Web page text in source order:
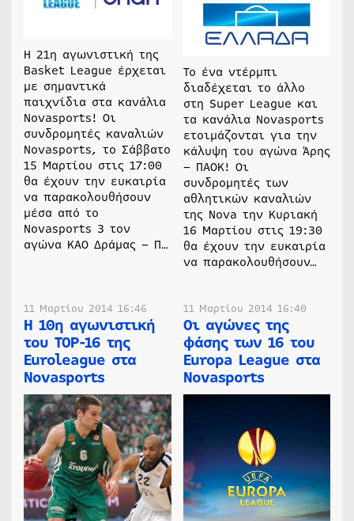
Η 21η αγωνιστική της
Basket League έρχεται
με σημαντικά
παιχνίδια στα κανάλια
Novasports! Οι
συνδρομητές καναλιών
Novasports, το Σάββατο
15 Μαρτίου στις 17:00
θα έχουν την ευκαιρία
να παρακολουθήσουν
μέσα από το
Novasports 3 τον
αγώνα ΚΑΟ Δράμας – Π…
Το ένα ντέρμπι
διαδέχεται το άλλο
στη Super League και
τα κανάλια Novasports
ετοιμάζονται για την
κάλυψη του αγώνα Άρης
– ΠΑΟΚ! Οι
συνδρομητές των
αθλητικών καναλιών
της Nova την Κυριακή
16 Μαρτίου στις 19:30
θα έχουν την ευκαιρία
να παρακολουθήσουν…
11 Μαρτίου 2014 16:46
H 10η αγωνιστική
του TOP-16 της
Euroleague στα
Novasports
11 Μαρτίου 2014 16:40
Οι αγώνες της
φάσης των 16 του
Europa League στα
Novasports